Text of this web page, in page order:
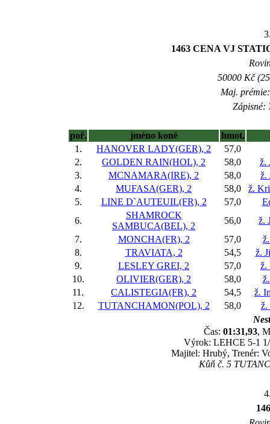
1463 CENA VJ
50000 Kč
Maj.
Zápisné:
poř. jméno koně
hmot.
1.
HANOVER LADY(GER), 2
57,0
2.
GOLDEN RAIN(HOL), 2 58,0
ž.
3.
MCNAMARA(IRE), 2 58,0
ž.
4.
MUFASA(GER), 2 58,0
ž.
5.
LINE D`AUTEUIL(FR), 2 57,0
6.
SHAMROCK
SAMBUCA(BEL), 2
56,0
ž.
7.
MONCHA(FR), 2 57,0
8.
TRAVIATA, 2 54,5
ž.
9.
LESLEY GREI, 2 57,0
ž.
10.
OLIVIER(GER), 2 58,0
11.
CALISTEGIA(FR), 2 54,5
ž.
12.
TUTANCHAMON(POL), 2 58,0
ž.
Čas: 01:31,93,
Výrok: LEHCE 5-1
Majitel: Hrubý, Trenér:
Kůň č. 5